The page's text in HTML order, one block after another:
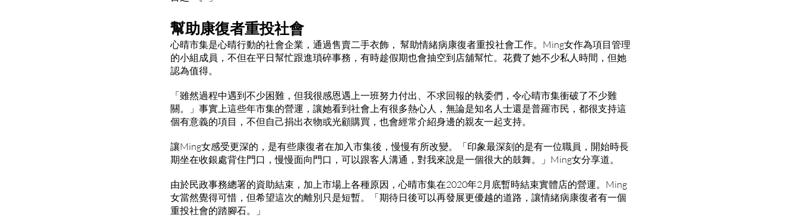
幫助康復者重投社會
心晴市集是心晴行動的社會企業，通過售賣二手衣飾， 幫助情緒病康復者重投社會工作。Ming女作為項目管理
的小組成員，不但在平日幫忙跟進瑣碎事務，有時趁假期也會抽空到店舖幫忙。花費了她不少私人時間，但她
認為值得。
「雖然過程中遇到不少困難，但我很感恩遇上一班努力付出、不求回報的執委們，令心晴市集衝破了不少難
關。」事實上這些年市集的營運，讓她看到社會上有很多熱心人，無論是知名人士還是普羅市民，都很支持這
個有意義的項目，不但自己捐出衣物或光顧購買，也會經常介紹身邊的親友一起支持。
讓Ming女感受更深的，是有些康復者在加入市集後，慢慢有所改變。「印象最深刻的是有一位職員，開始時長
期坐在收銀處背住門口，慢慢面向門口，可以跟客人溝通，對我來說是一個很大的鼓舞。」Ming女分享道。
由於民政事務總署的資助結束，加上市場上各種原因，心晴市集在2020年2月底暫時結束實體店的營運。Ming
女當然覺得可惜，但希望這次的離別只是短暫。「期待日後可以再發展更優越的道路，讓情緒病康復者有一個
重投社會的踏腳石。」